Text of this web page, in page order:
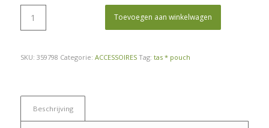
Toevoegen aan winkelwagen
SKU: 359798 Categorie: ACCESSOIRES Tag: tas * pouch
Beschrijving